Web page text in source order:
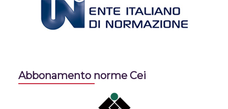
Abbonamento norme Cei